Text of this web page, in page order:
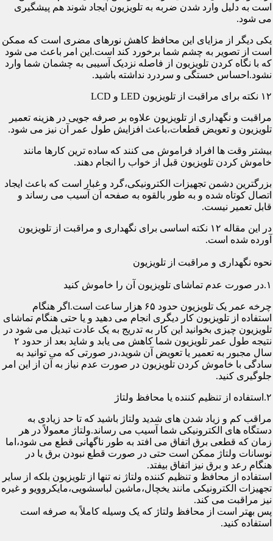
است به دلیل وارد شدن ضربه به تلویزیون ایجاد شوند هم پیشگیری
می شود.
یکی دیگر از مزایای این محافظ کاهش نورهای مضری است که ممکن
است از تصویر به چشم شما برخورد کند است.این امر باعث می شود
که با نگاه کردن تلویزیون از فاصله نزدیک آسیبی به چشمان شما وارد
نشود.احساس خستگی و سردرد نداشته باشید.
۱۲ نکته برای مراقبت از تلویزیون LED و LCD
مراقبت و نگهداری از تلویزیون علاوه بر صرفه جویی در هزینه تعمیر
تلویزیون و تعویض قطعات،باعث افزایش طول عمر آن نیز می شود.
بیشتر وقت ها افراد فراموش می کنند که ساده ترین کارها مانند
خاموش کردن تلویزیون قبل از خواب را انجام دهند.
بزرگترین دشمن تجهیزات الکترونیکی،گرد و غبار است که باعث ایجاد
اتصال کوتاه شده و به طور بالقوه به صفحه آن آسیب می رساند و
قابل تعمیر نیست.
در این مقاله ۱۲ نکته اساسی برای نگهداری و مراقبت از تلویزیون
آورده شده است.
نحوه نگهداری و مراقبت از تلویزیون
۱.در صورت عدم تماشای تلویزیون آن را خاموش کنید
چرخه عمر یک تلویزیون حدود ۶۵ هزار ساعت است.اگر هنگام
استفاده از تلویزیون کار دیگری انجام می دهید و یا حتی هنگام تماشای
تلویزیون چیزی بخوانید این کار به تدریج به یک عادت تبدیل می شود در
نتیجه طول عمر تلویزیون شما کاهش می یابد و شاید بعد از حدود ۲
سال مجبور به تعمیر یا تعویض آن شوید،در صورتی که می توانید به
سادگی با خاموش کردن تلویزیون در صورت عدم نیاز به آن از این امر
جلوگیری کنید.
۲.استفاده از تنظیم کننده یا محافظ ولتاژ
مراقب کم و زیاد شدن های شدید ولتاژ باشید که تا حد زیادی به
دستگاه های الکترونیکی شما آسیب می رساند.ولتاژ معمولاً در هر
زمان که قطعی برق اتفاق می افتد به طور ناگهانی قطع می شود،اما
نوسانات ولتاژ ممکن است حتی در صورت قطع نبودن برق یا در
هنگام رعد و برق نیز اتفاق بیفتد.
استفاده از محافظ و تنظیم کننده ولتاژ نه تنها از تلویزیون بلکه از سایر
تجهیزات الکترونیکی مانند یخچال،ماشین لباسشویی،مایکروویو و غیره
نیز مراقبت می کند.
پس بهتر است از محافظ ولتاژ که یک وسیله کاملاً به صرفه است
استفاده کنید.